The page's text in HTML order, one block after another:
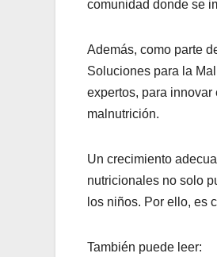
comunidad donde se
Además, como parte
Soluciones para la
expertos, para
malnutrición.
Un crecimiento
nutricionales no solo
los niños. Por ello, es
También puede leer: